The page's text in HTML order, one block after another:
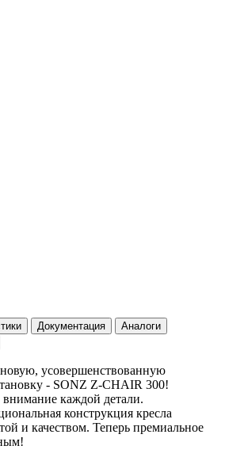
Документация
Аналоги
усовершенствованную
- SONZ Z-CHAIR 300!
каждой детали.
конструкция кресла
и качеством. Теперь премиальное